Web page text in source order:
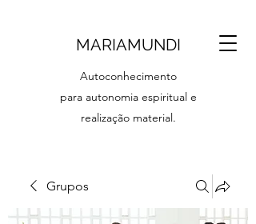
MARIAMUNDI
Autoconhecimento
para autonomia espiritual e
realização material.
Grupos